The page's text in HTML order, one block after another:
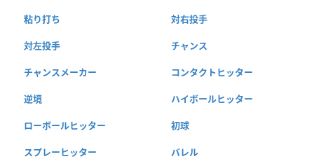
粘り打ち 対右投手
対左投手 チャンス
チャンスメーカー コンタクトヒッター
逆境 ハイボールヒッター
ローボールヒッター 初球
スプレーヒッター バレル